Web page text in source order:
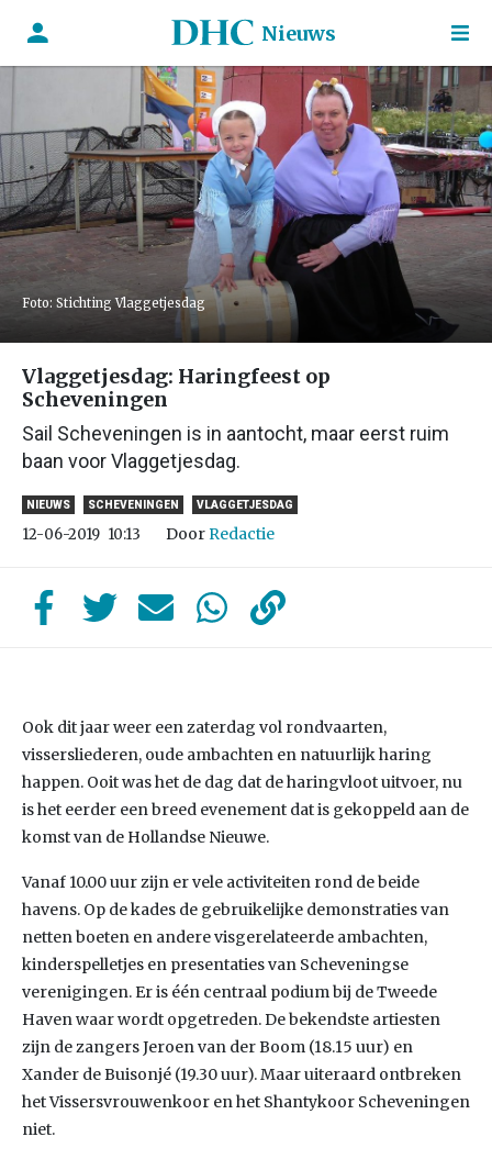
Nieuws
Foto: Stichting Vlaggetjesdag
Vlaggetjesdag: Haringfeest op
Scheveningen
Sail Scheveningen is in aantocht, maar eerst ruim
baan voor Vlaggetjesdag.
NIEUWS SCHEVENINGEN VLAGGETJESDAG
12-06-2019 10:13 DoorRedactie
Ook dit jaar weer een zaterdag vol rondvaarten,
vissersliederen, oude ambachten en natuurlijk haring
happen. Ooit was het de dag dat de haringvloot uitvoer, nu
is het eerder een breed evenement dat is gekoppeld aan de
komst van de Hollandse Nieuwe.
Vanaf 10.00 uur zijn er vele activiteiten rond de beide
havens. Op de kades de gebruikelijke demonstraties van
netten boeten en andere visgerelateerde ambachten,
kinderspelletjes en presentaties van Scheveningse
verenigingen. Er is één centraal podium bij de Tweede
Haven waar wordt opgetreden. De bekendste artiesten
zijn de zangers Jeroen van der Boom (18.15 uur) en
Xander de Buisonjé (19.30 uur). Maar uiteraard ontbreken
het Vissersvrouwenkoor en het Shantykoor Scheveningen
niet.